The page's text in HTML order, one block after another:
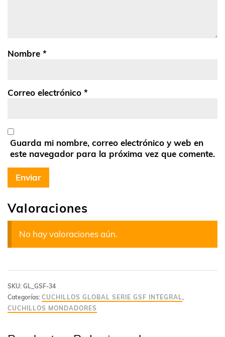
Valoraciones
No hay valoraciones aún.
Nombre *
Correo electrónico *
Guarda mi nombre, correo electrónico y web en
este navegador para la próxima vez que comente.
SKU: GL_GSF-34
Categorías: CUCHILLOS GLOBAL SERIE GSF INTEGRAL ,
CUCHILLOS MONDADORES